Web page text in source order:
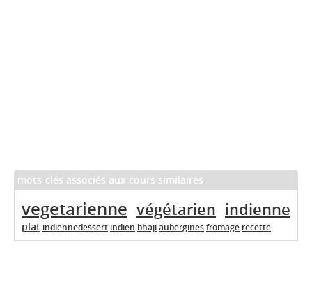
mots-clés associés aux cours similaires
vegetarienne végétarien indienne
plat indiennedessert indien bhajiauberginesfromage recette